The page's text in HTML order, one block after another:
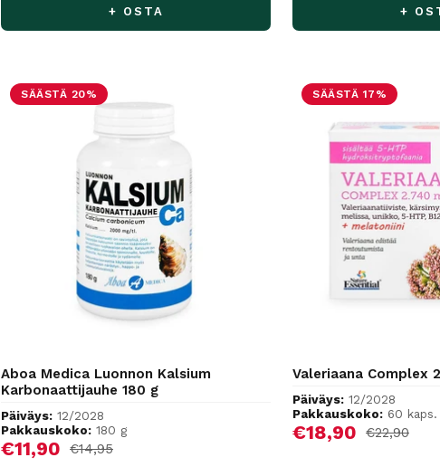
+ OSTA +
SÄÄSTÄ 20%
Aboa Medica Luonnon Kalsium
Karbonaattijauhe 180 g
Päiväys: 12/2028
Pakkauskoko: 180 g
Alennushinta
€11,90 Normaalihinta
€14,95
SÄÄSTÄ 17%
Valeriaana Complex
Päiväys: 12/2028
Pakkauskoko: 60 kaps.
Alennushinta
€18,90 €22,90